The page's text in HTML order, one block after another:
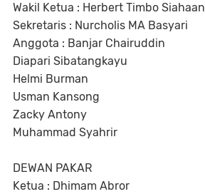
Wakil Ketua : Herbert Timbo Siahaan
Sekretaris : Nurcholis MA Basyari
Anggota : Banjar Chairuddin
Diapari Sibatangkayu
Helmi Burman
Usman Kansong
Zacky Antony
Muhammad Syahrir
DEWAN PAKAR
Ketua : Dhimam Abror